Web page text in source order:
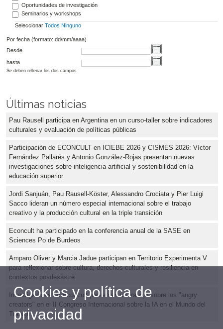
Oportunidades de investigación
Seminarios y workshops
Seleccionar Todos Ninguno
Por fecha (formato: dd/mm/aaaa)
Desde
hasta
Se deben rellenar los dos campos
Últimas noticias
Pau Rausell participa en Argentina en un curso-taller sobre indicadores
culturales y evaluación de políticas públicas
Participación de ECONCULT en ICIEBE 2026 y CISMES 2026: Víctor
Fernández Pallarés y Antonio González-Rojas presentan nuevas
investigaciones sobre inteligencia artificial y sostenibilidad en la
educación superior
Jordi Sanjuán, Pau Rausell-Köster, Alessandro Crociata y Pier Luigi
Sacco lideran un número especial internacional sobre el trabajo
creativo y la producción cultural en la triple transición
Econcult ha participado en la conferencia anual de la SASE en
Sciences Po de Burdeos
Amparo Oliver y Marcia Jadue participan en Territorio Experimenta V
para reflexionar sobre cultura, derechos culturales y resiliencia en
contextos posdesastre
Investigadores de Econcult presentan un trabajo sobre los "angry
creators" en el II Congreso Internacional sobre la IA en el Mundo del
Trabajo
Cookies y política de
privacidad